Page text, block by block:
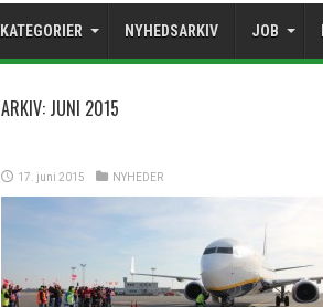
KATEGORIER NYHEDSARKIV JOB
ARKIV: JUNI 2015
17. juni 2015 NYHEDER